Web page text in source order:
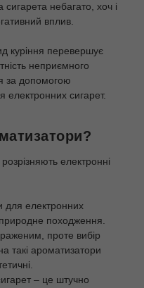
небагато, хоч і
вплив.
куріння перевершує
неприємного
за допомогою
електронних сигарет.
електронні
для електронних
походження.
проте вибір
такі ароматизатори
– це штучно